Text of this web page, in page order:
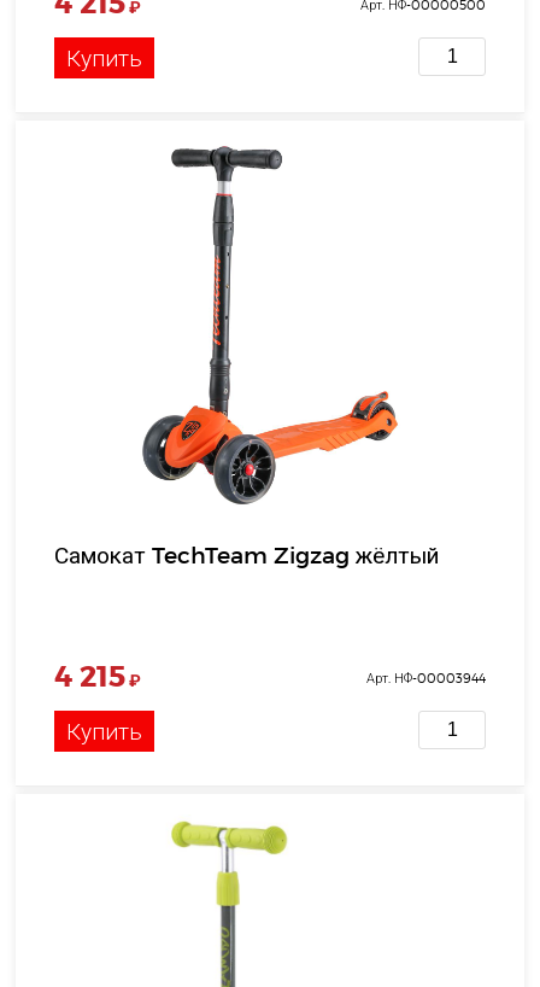
₽ Арт. НФ-00000500
Купить
Самокат TechTeam Zigzag жёлтый
4 215₽ Арт. НФ-00003944
Купить